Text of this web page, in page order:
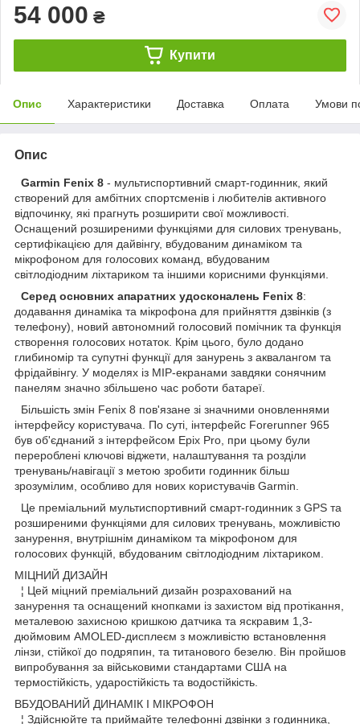
54 000 ₴
Купити
Опис Характеристики Доставка Оплата Умови
Опис
Garmin Fenix ​​8 - мультиспортивний смарт-годинник, який
створений для амбітних спортсменів і любителів активного
відпочинку, які прагнуть розширити свої можливості.
Оснащений розширеними функціями для силових тренувань,
сертифікацією для дайвінгу, вбудованим динаміком та
мікрофоном для голосових команд, вбудованим
світлодіодним ліхтариком та іншими корисними функціями.
Серед основних апаратних удосконалень Fenix ​​8:
додавання динаміка та мікрофона для прийняття дзвінків (з
телефону), новий автономний голосовий помічник та функція
створення голосових нотаток. Крім цього, було додано
глибиномір та супутні функції для занурень з аквалангом та
фрідайвінгу. У моделях із MIP-екранами завдяки сонячним
панелям значно збільшено час роботи батареї.
Більшість змін Fenix ​​8 пов'язане зі значними оновленнями
інтерфейсу користувача. По суті, інтерфейс Forerunner 965
був об'єднаний з інтерфейсом Epix Pro, при цьому були
перероблені ключові віджети, налаштування та розділи
тренувань/навігації з метою зробити годинник більш
зрозумілим, особливо для нових користувачів Garmin.
Це преміальний мультиспортивний смарт-годинник з GPS та
розширеними функціями для силових тренувань, можливістю
занурення, внутрішнім динаміком та мікрофоном для
голосових функцій, вбудованим світлодіодним ліхтариком.
МІЦНИЙ ДИЗАЙН
¦ Цей міцний преміальний дизайн розрахований на
занурення та оснащений кнопками із захистом від протікання,
металевою захисною кришкою датчика та яскравим 1,3-
дюймовим AMOLED-дисплеєм з можливістю встановлення
лінзи, стійкої до подряпин, та титанового безелю. Він пройшов
випробування за військовими стандартами США на
термостійкість, ударостійкість та водостійкість.
ВБУДОВАНИЙ ДИНАМІК І МІКРОФОН
¦ Здійснюйте та приймайте телефонні дзвінки з годинника,